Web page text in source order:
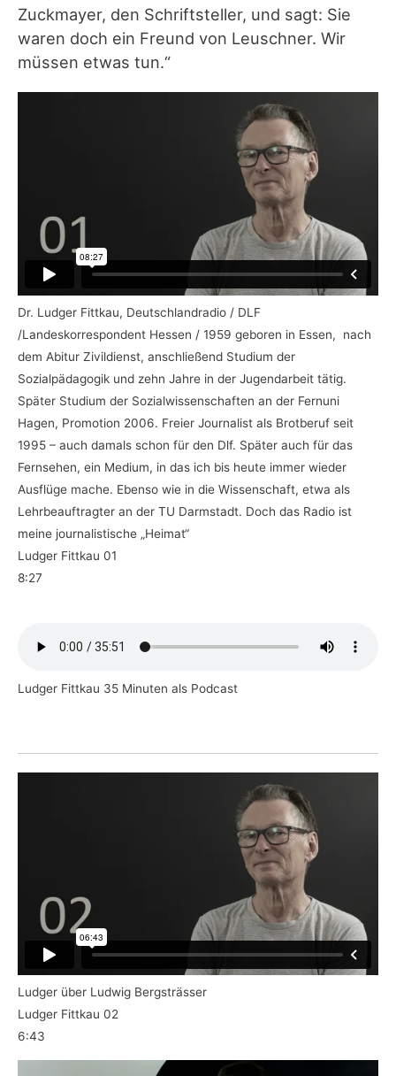
Zuckmayer, den Schriftsteller, und sagt: Sie
waren doch ein Freund von Leuschner. Wir
müssen etwas tun.“
Dr. Ludger Fittkau, Deutschlandradio / DLF
/Landeskorrespondent Hessen / 1959 geboren in Essen, nach
dem Abitur Zivildienst, anschließend Studium der
Sozialpädagogik und zehn Jahre in der Jugendarbeit tätig.
Später Studium der Sozialwissenschaften an der Fernuni
Hagen, Promotion 2006. Freier Journalist als Brotberuf seit
1995 – auch damals schon für den Dlf. Später auch für das
Fernsehen, ein Medium, in das ich bis heute immer wieder
Ausflüge mache. Ebenso wie in die Wissenschaft, etwa als
Lehrbeauftragter an der TU Darmstadt. Doch das Radio ist
meine journalistische „Heimat“
Ludger Fittkau 01
8:27
Ludger Fittkau 35 Minuten als Podcast
Ludger über Ludwig Bergsträsser
Ludger Fittkau 02
6:43